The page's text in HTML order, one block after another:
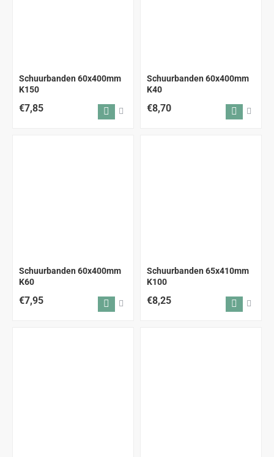
Schuurbanden 60x400mm
K150
€7,85
Schuurbanden 60x400mm
K40
€8,70
Schuurbanden 60x400mm
K60
€7,95
Schuurbanden 65x410mm
K100
€8,25